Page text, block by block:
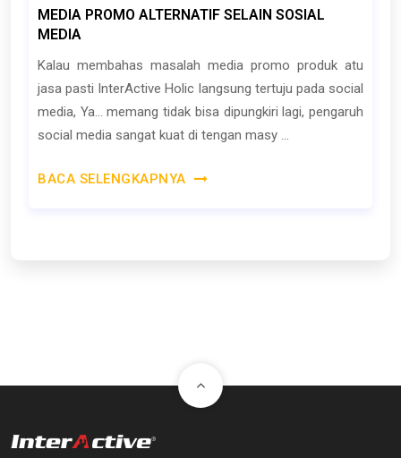
MEDIA PROMO ALTERNATIF SELAIN SOSIAL
MEDIA
Kalau membahas masalah media promo produk atu
jasa pasti InterActive Holic langsung tertuju pada social
media, Ya... memang tidak bisa dipungkiri lagi, pengaruh
social media sangat kuat di tengan masy ...
BACA SELENGKAPNYA